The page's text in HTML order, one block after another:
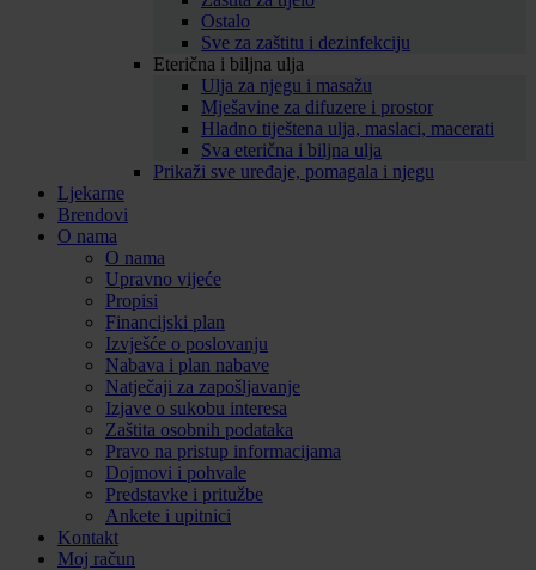
Ostalo
Sve za zaštitu i dezinfekciju
Eterična i biljna ulja
Ulja za njegu i masažu
Mješavine za difuzere i prostor
Hladno tiještena ulja, maslaci, macerati
Sva eterična i biljna ulja
Prikaži sve uređaje, pomagala i njegu
Ljekarne
Brendovi
O nama
O nama
Upravno vijeće
Propisi
Financijski plan
Izvješće o poslovanju
Nabava i plan nabave
Natječaji za zapošljavanje
Izjave o sukobu interesa
Zaštita osobnih podataka
Pravo na pristup informacijama
Dojmovi i pohvale
Predstavke i pritužbe
Ankete i upitnici
Kontakt
Moj račun